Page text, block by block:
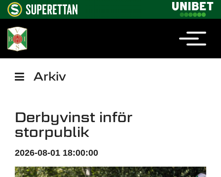
Arkiv
Derbyvinst inför
storpublik
2026-08-01 18:00:00